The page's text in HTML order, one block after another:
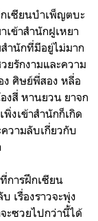
เซียนบำเพ็ญตบะ
เข้าสำนักฝูเหยา
ำนักที่มีอยู่ไม่มาก
ยรักงามและความ
ง ศิษย์พี่สอง หลี่อ
งสี่ หานยวน ยาจก
งเข้าสำนักก็เกิด
วามลับเกี่ยวกับ
ารฝึกเซียน
เรื่องราวจะพุ่ง
ะซวยไปกว่านี้ได้